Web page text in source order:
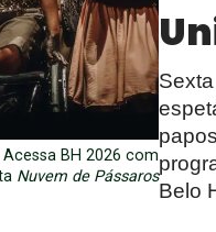
BH 2026 com
Nuvem de Pássaros
Belo